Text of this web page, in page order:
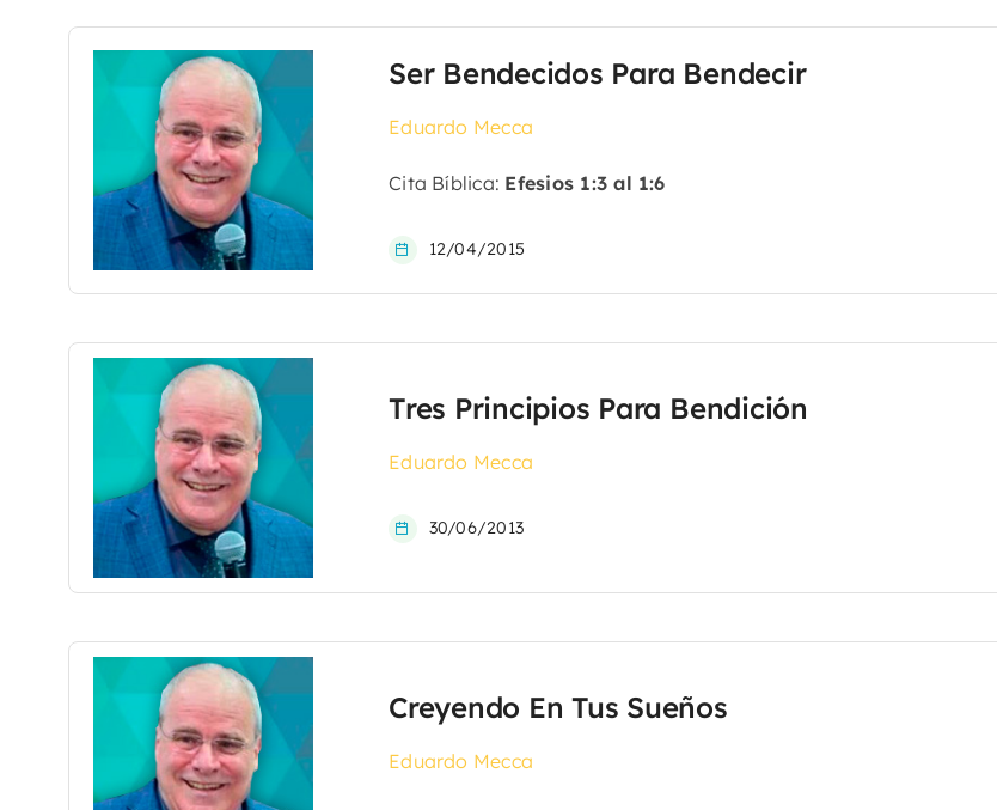
Ser Bendecidos Para Bendecir
Eduardo Mecca
Cita Bíblica: Efesios 1:3 al 1:6
12/04/2015
Tres Principios Para Bendición
Eduardo Mecca
30/06/2013
Creyendo En Tus Sueños
Eduardo Mecca